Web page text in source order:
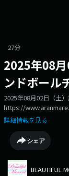
27分
2025年08
ンドボール
2025年08月02日（土
https://
https://x.com/
詳細情報を見る
シェア
BEAUTIFUL